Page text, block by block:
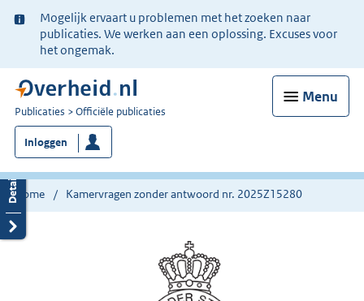
Ter
informatie:
Mogelijk ervaart u problemen met het zoeken naar
publicaties. We werken aan een oplossing. Excuses voor
het ongemak.
Menu
U
bent
nu
hier:
Publicaties Officiële publicaties
Inloggen
Home Kamervragen zonder antwoord nr. 2025Z15280